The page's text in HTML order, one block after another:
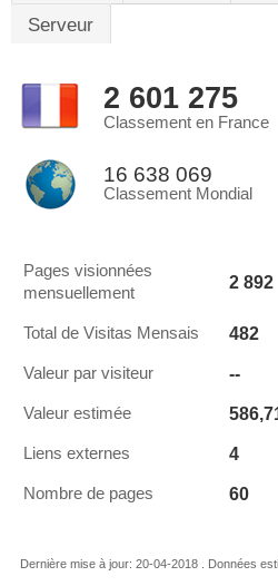
Serveur
2 601 275
Classement en France
16 638 069
Classement Mondial
Pages visionnées
mensuellement
2 892
Total de Visitas Mensais 482
Valeur par visiteur --
Valeur estimée
Liens externes 4
Nombre de pages 60
Dernière mise à jour: 20-04-2018 . Données